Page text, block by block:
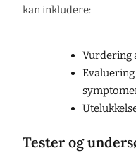
kan inkludere:
Vurdering
Evaluering
Tester og